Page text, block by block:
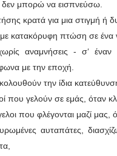
μπορώ να εισπνεύσω.
κρατά για μια στιγμή ή
με κατακόρυφη πτώση σε ένα
αναμνήσεις - σ‘ έναν
με την εποχή.
την ίδια
που γελούν σε εμάς, όταν
που φλέγονται μαζί μας,
αυταπάτες,